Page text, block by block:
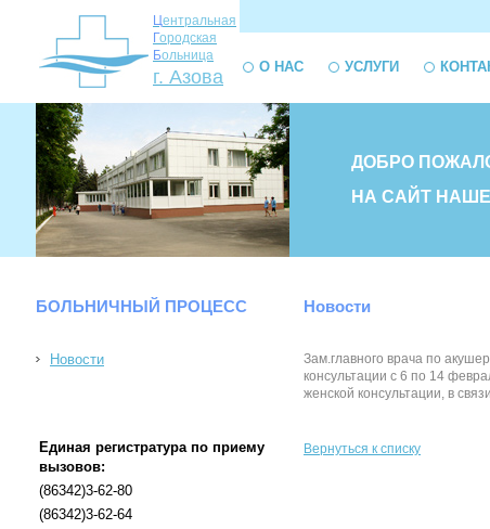
Центральная
Городская
Больница
г. Азова О НАС УСЛУГИ
ДОБРО
НА САЙТ
БОЛЬНИЧНЫЙ ПРОЦЕСС
Новости
Единая регистратура по приему
вызовов:
(86342)3-62-80
(86342)3-62-64
Новости
Зам.главного врача по
консультации с 6 по 14
женской консультации, в
Вернуться к списку